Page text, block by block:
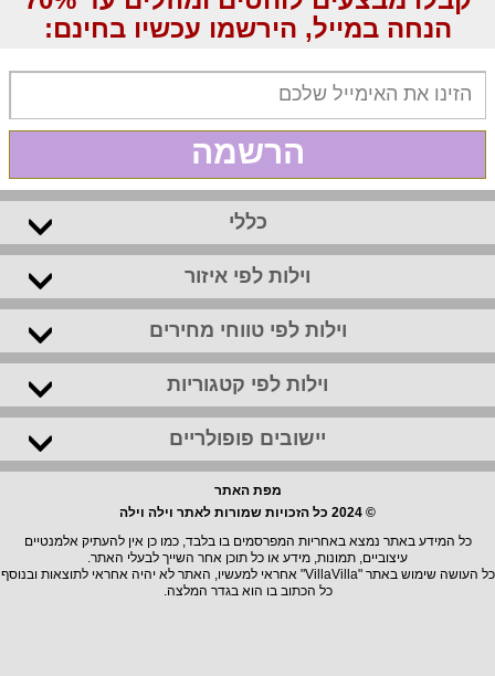
הנחה במייל, הירשמו עכשיו בחינם:
הרשמה
כללי
וילות לפי איזור
וילות לפי טווחי מחירים
וילות לפי קטגוריות
יישובים פופולריים
מפת האתר
© 2024 כל הזכויות שמורות לאתר וילה וילה
כל המידע באתר נמצא באחריות המפרסמים בו בלבד, כמו כן אין להעתיק אלמנטיים
עיצוביים, תמונות, מידע או כל תוכן אחר השייך לבעלי האתר.
כל העושה שימוש באתר "VillaVilla" אחראי למעשיו, האתר לא יהיה אחראי לתוצאות ובנוסף
כל הכתוב בו הוא בגדר המלצה.